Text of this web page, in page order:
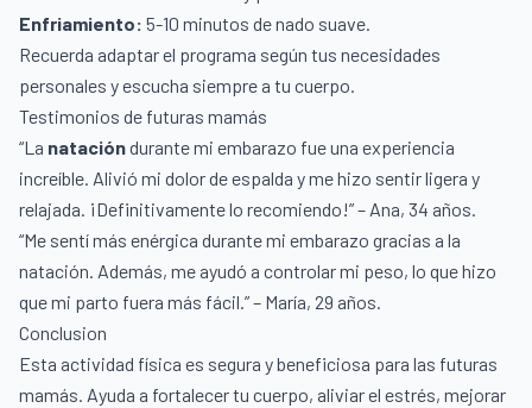
Enfriamiento: 5-10 minutos de nado suave.
Recuerda adaptar el programa según tus necesidades
personales y escucha siempre a tu cuerpo.
Testimonios de futuras mamás
“La natacióndurante mi embarazo fue una experiencia
increíble. Alivió mi dolor de espalda y me hizo sentir ligera y
relajada. ¡Definitivamente lo recomiendo!” – Ana, 34 años.
“Me sentí más enérgica durante mi embarazo gracias a la
natación. Además, me ayudó a controlar mi peso, lo que hizo
que mi parto fuera más fácil.” – María, 29 años.
Conclusion
Esta actividad física es segura y beneficiosa para las futuras
mamás. Ayuda a fortalecer tu cuerpo, aliviar el estrés, mejorar